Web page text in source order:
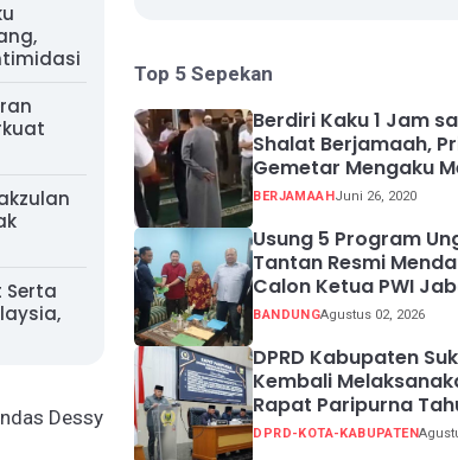
Serta
Dessy
Top 5 Sepekan
Berdiri Kaku 1 Jam
Shalat Berjamaah,
Gemetar Mengaku
Api ketika Sadar
BERJAMAAHJuni 26, 2020
Usung 5 Program
Tantan Resmi
Calon Ketua PWI
2026-2031
BANDUNGAgustus 02, 2026
DPRD Kabupaten
Kembali
Rapat Paripurna
Sidang 2026
DPRD-KOTA-KABUPATEN